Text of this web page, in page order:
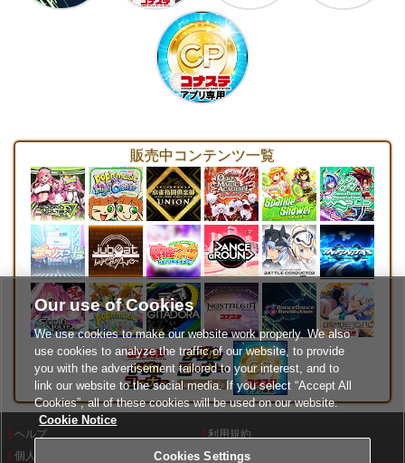
販売中コンテンツ一覧
ヘルプ
利用規約
個人情報等保護方針
外部送信について
Our use of Cookies
We use cookies to make our website work properly. We also
use cookies to analyze the traffic of our website, to provide
you with the advertisement tailored to your interest, and to
link our website to the social media. If you select “Accept All
Cookies”, all of these cookies will be used on our website.
Cookie Notice
Cookies Settings